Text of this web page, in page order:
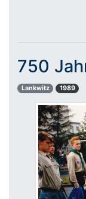
750
Lankwitz 1989